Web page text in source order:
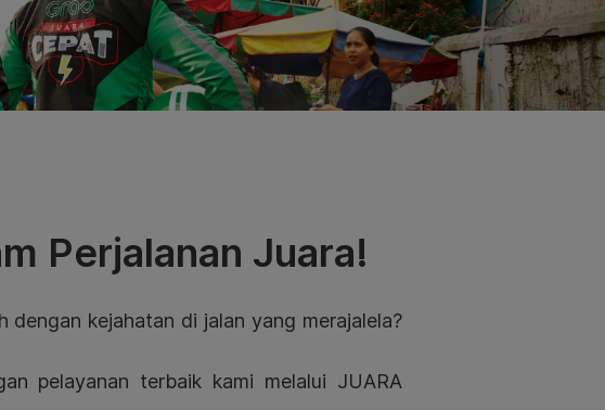
Perjalanan Juara!
dengan kejahatan di jalan yang merajalela?
pelayanan terbaik kami melalui JUARA